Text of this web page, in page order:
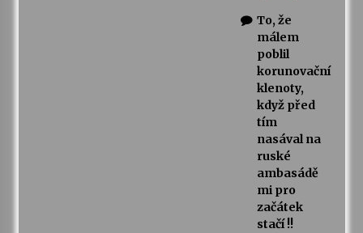
To, že
málem
poblil
korunovační
klenoty,
když před
tím
nasával na
ruské
ambasádě
mi pro
začátek
stačí !!